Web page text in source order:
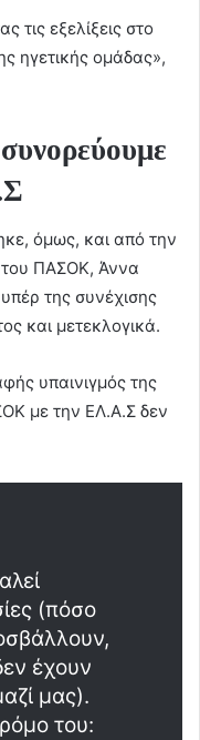
τις εξελίξεις στο
ηγετικής ομάδας»,
όμως, και από την
του ΠΑΣΟΚ, Άννα
της συνέχισης
και μετεκλογικά.
υπαινιγμός της
με την ΕΛ.Α.Σ δεν
(πόσο
έχουν
μας).
του: